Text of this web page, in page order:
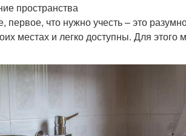
пространства
первое, что нужно учесть – это
местах и легко доступны. Для